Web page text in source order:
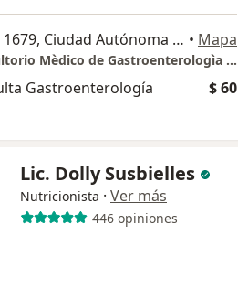
José Bonifacio 1679, Ciudad Autónoma de Buenos Aires • Mapa
CoDxIA - Consultorio Mèdico de Gastroenterologìa -CoDxIA -SIBO Celiaquìa Intolerancia a Gluten Làcteos Histamina Reflujo Esofagitis Gastritis Colitis Inflamatorias
Gastroenterología $ 60
Lic. Dolly Susbielles
Nutricionista · Ver más
446 opiniones